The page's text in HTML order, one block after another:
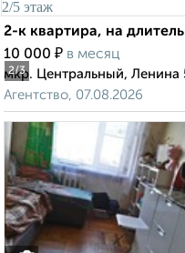
2/3
2-к квартира, на
10 000 ₽ в месяц
мкр. Центральный, Ленина
Агентство, 07.08.2026